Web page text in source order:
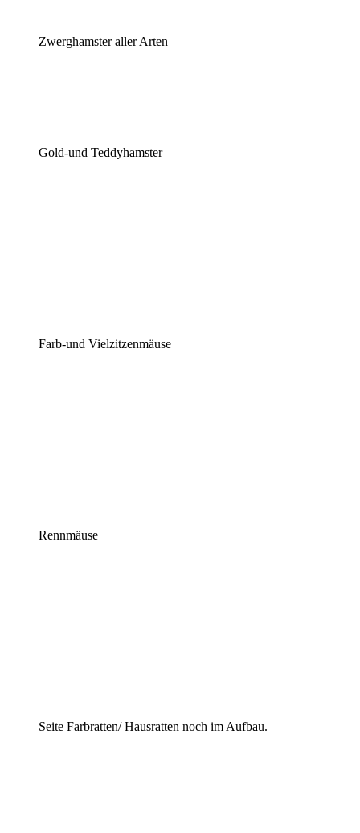
Zwerghamster aller Arten
Gold-und Teddyhamster
Farb-und Vielzitzenmäuse
Rennmäuse
Seite Farbratten/ Hausratten noch im Aufbau.